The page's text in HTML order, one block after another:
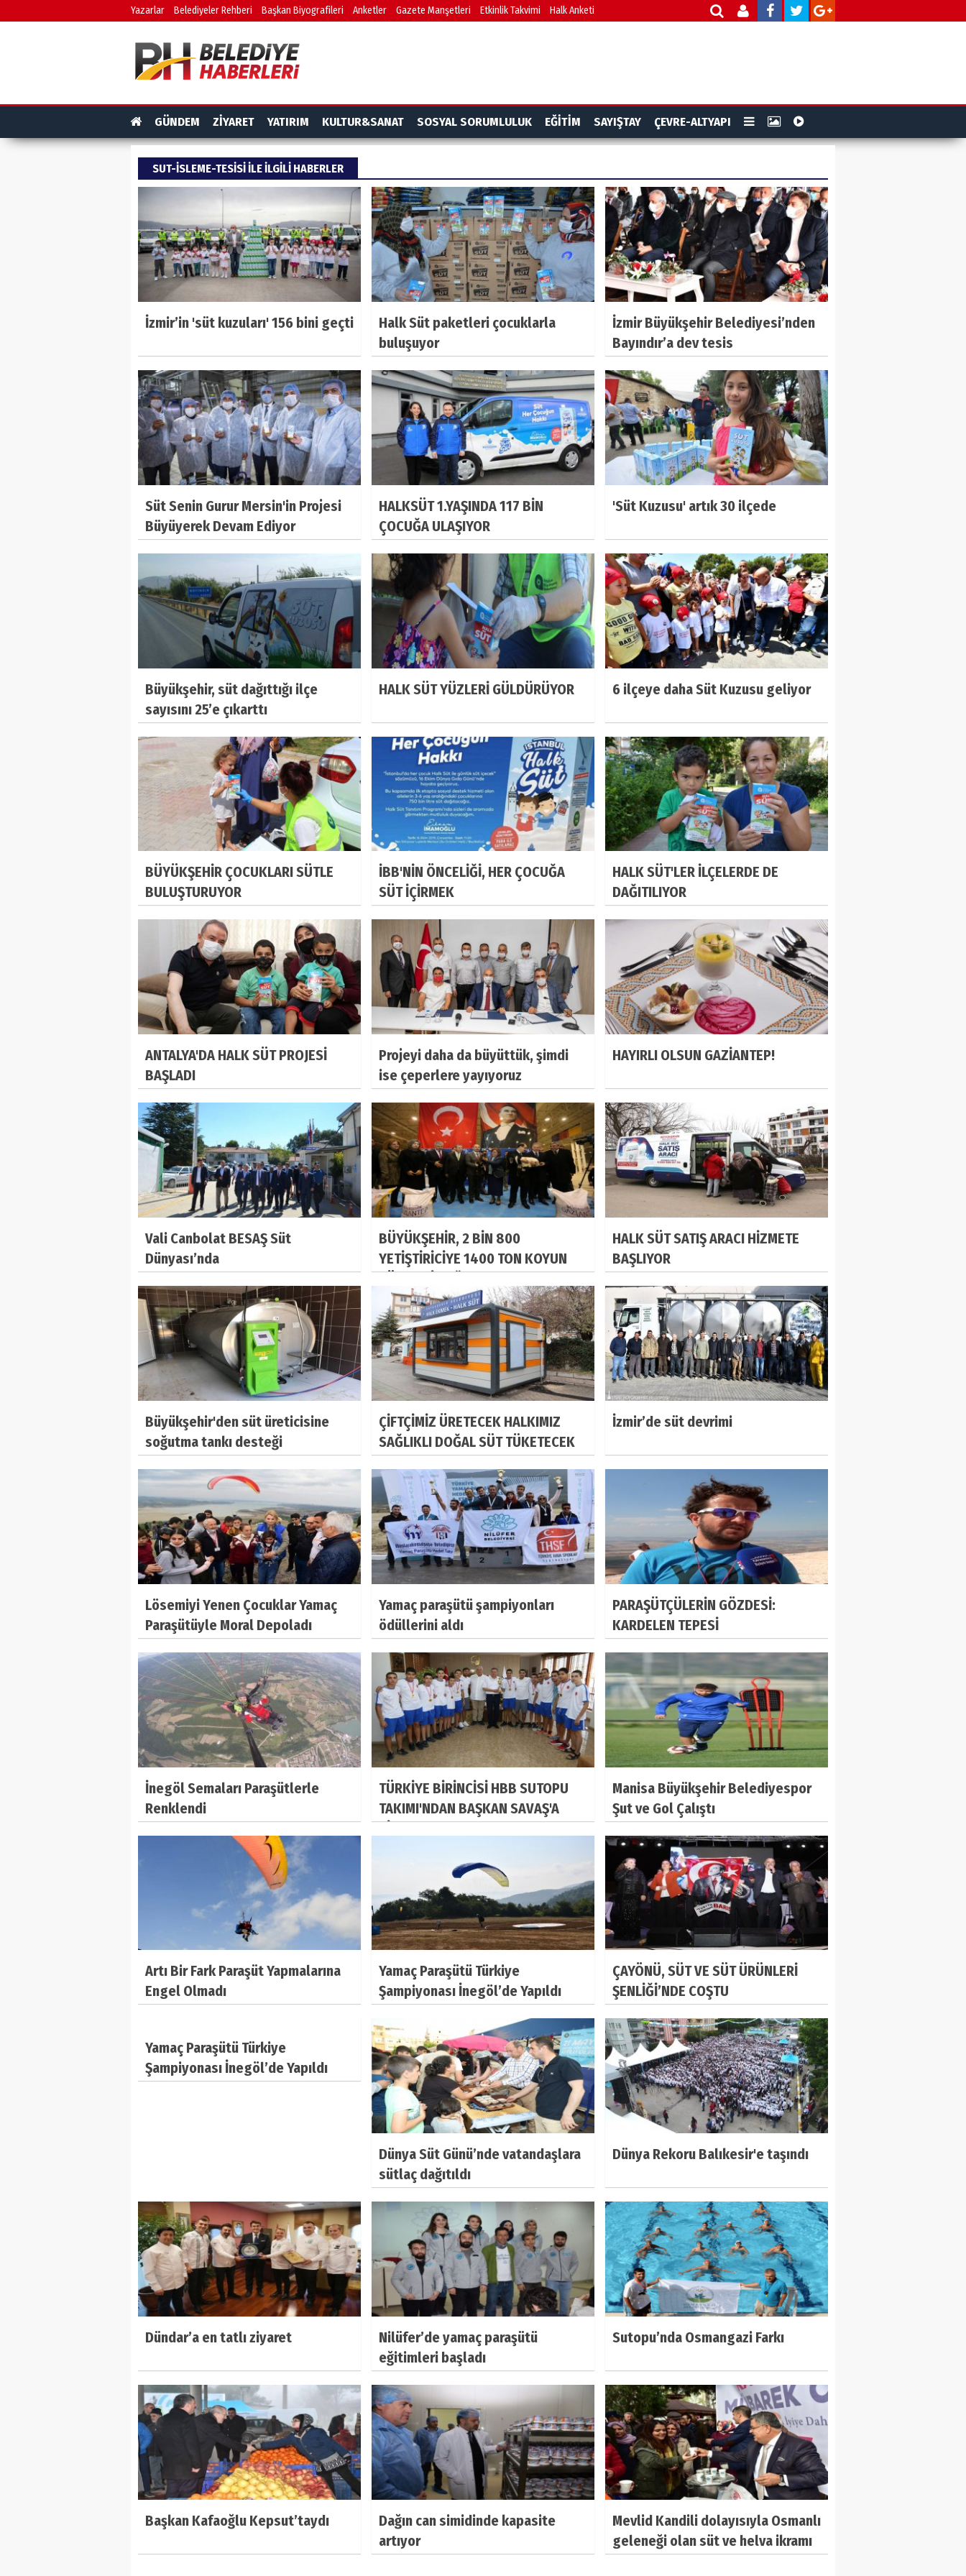
Yazarlar Belediyeler Rehberi Başkan Biyografileri Anketler Gazete Manşetleri Etkinlik Takvimi Halk Anketi
GÜNDEM ZİYARET YATIRIM KULTUR&SANAT SOSYAL SORUMLULUK EĞİTİM SAYIŞTAY ÇEVRE-ALTYAPI
SUT-ISLEME-TESISI ILE ILGILI HABERLER
İzmir’in 'süt kuzuları' 156 bini geçti
Halk Süt paketleri çocuklarla
buluşuyor
İzmir Büyükşehir Belediyesi’nden
Bayındır’a dev tesis
Süt Senin Gurur Mersin'in Projesi
Büyüyerek Devam Ediyor
HALKSÜT 1.YAŞINDA 117 BİN
ÇOCUĞA ULAŞIYOR
'Süt Kuzusu' artık 30 ilçede
Büyükşehir, süt dağıttığı ilçe
sayısını 25’e çıkarttı
HALK SÜT YÜZLERİ GÜLDÜRÜYOR 6 ilçeye daha Süt Kuzusu geliyor
BÜYÜKŞEHİR ÇOCUKLARI SÜTLE
BULUŞTURUYOR
İBB'NİN ÖNCELİĞİ, HER ÇOCUĞA
SÜT İÇİRMEK
HALK SÜT'LER İLÇELERDE DE
DAĞITILIYOR
ANTALYA'DA HALK SÜT PROJESİ
BAŞLADI
Projeyi daha da büyüttük, şimdi
ise çeperlere yayıyoruz
HAYIRLI OLSUN GAZİANTEP!
Vali Canbolat BESAŞ Süt
Dünyası’nda
BÜYÜKŞEHİR, 2 BİN 800
YETİŞTİRİCİYE 1400 TON KOYUN
HALK SÜT SATIŞ ARACI HİZMETE
BAŞLIYOR
Büyükşehir'den süt üreticisine
soğutma tankı desteği
ÇİFTÇİMİZ ÜRETECEK HALKIMIZ
SAĞLIKLI DOĞAL SÜT TÜKETECEK
İzmir’de süt devrimi
Lösemiyi Yenen Çocuklar Yamaç
Paraşütüyle Moral Depoladı
Yamaç paraşütü şampiyonları
ödüllerini aldı
PARAŞÜTÇÜLERİN GÖZDESİ:
KARDELEN TEPESİ
İnegöl Semaları Paraşütlerle
Renklendi
TÜRKİYE BİRİNCİSİ HBB SUTOPU
TAKIMI'NDAN BAŞKAN SAVAŞ'A
Manisa Büyükşehir Belediyespor
Şut ve Gol Çalıştı
Artı Bir Fark Paraşüt Yapmalarına
Engel Olmadı
Yamaç Paraşütü Türkiye
Şampiyonası İnegöl’de Yapıldı
ÇAYÖNÜ, SÜT VE SÜT ÜRÜNLERİ
ŞENLİĞİ’NDE COŞTU
Yamaç Paraşütü Türkiye
Şampiyonası İnegöl’de Yapıldı
Dünya Süt Günü’nde vatandaşlara
sütlaç dağıtıldı
Dünya Rekoru Balıkesir'e taşındı
Dündar’a en tatlı ziyaret
Nilüfer’de yamaç paraşütü
eğitimleri başladı
Sutopu’nda Osmangazi Farkı
Başkan Kafaoğlu Kepsut’taydı
Dağın can simidinde kapasite
artıyor
Mevlid Kandili dolayısıyla Osmanlı
geleneği olan süt ve helva ikramı